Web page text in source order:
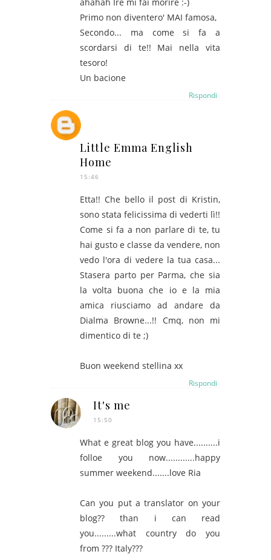
Primo non diventero' MAI famosa,
Secondo... ma come si fa a
scordarsi di te!! Mai nella vita
tesoro!
Un bacione
Rispondi
Little Emma English
Home
15:46
Etta!! Che bello il post di Kristin,
sono stata felicissima di vederti lì!!
Come si fa a non parlare di te, tu
hai gusto e classe da vendere, non
vedo l'ora di vedere la tua casa...
Stasera parto per Parma, che sia
la volta buona che io e la mia
amica riusciamo ad andare da
Dialma Browne...!! Cmq, non mi
dimentico di te ;)
Buon weekend stellina xx
Rispondi
It's me
15:50
What e great blog you have..........i
folloe you now............happy
summer weekend.......love Ria
Can you put a translator on your
blog?? than i can read
you.........what country do you
from ??? Italy???